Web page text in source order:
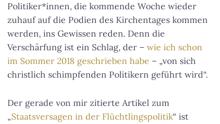
Politiker*innen, die kommende Woche wieder
zuhauf auf die Podien des Kirchentages kommen
werden, ins Gewissen reden. Denn die
Verschärfung ist ein Schlag, der – wie ich schon
im Sommer 2018 geschrieben habe – „von sich
christlich schimpfenden Politikern geführt wird“.
Der gerade von mir zitierte Artikel zum
„Staatsversagen in der Flüchtlingspolitik“ ist